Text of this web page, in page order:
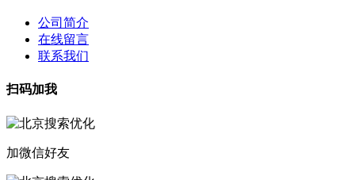
公司简介
在线留言
联系我们
扫码加我
加微信好友